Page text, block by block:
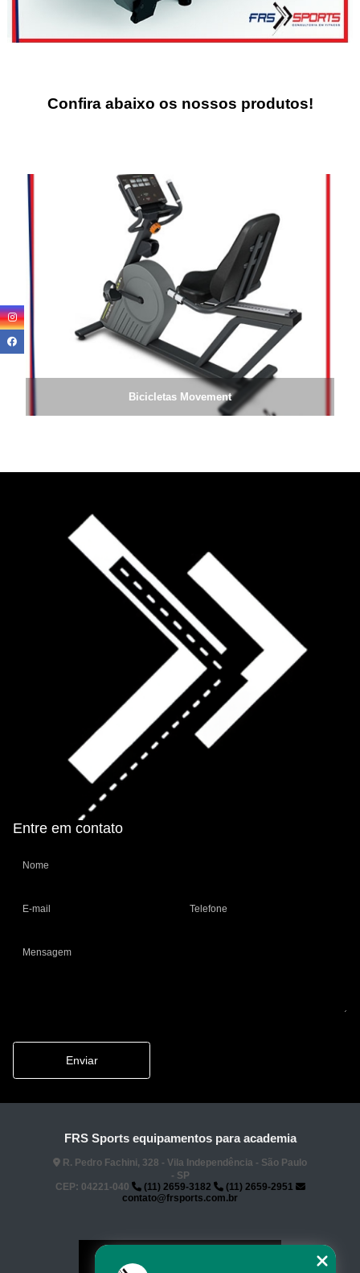
Confira abaixo os nossos produtos!
Bicicletas Movement
Entre em contato
Enviar
FRS Sports equipamentos para academia
R. Pedro Fachini, 328 - Vila Independência - São Paulo
- SP
CEP: 04221-040
(11) 2659-3182
(11) 2659-2951
contato@frsports.com.br